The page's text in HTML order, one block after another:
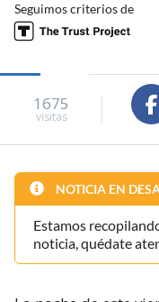
Seguimos criterios de
1675
visitas
NOTICIA EN
Estamos
noticia, quédate